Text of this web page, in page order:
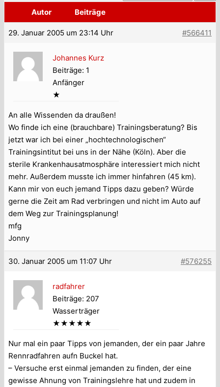
Autor Beiträge
29. Januar 2005 um 23:14 Uhr #566411
Johannes Kurz
Beiträge: 1
Anfänger
★
An alle Wissenden da draußen!
Wo finde ich eine (brauchbare) Trainingsberatung? Bis
jetzt war ich bei einer „hochtechnologischen“
Trainingsintitut bei uns in der Nähe (Köln). Aber die
sterile Krankenhausatmosphäre interessiert mich nicht
mehr. Außerdem musste ich immer hinfahren (45 km).
Kann mir von euch jemand Tipps dazu geben? Würde
gerne die Zeit am Rad verbringen und nicht im Auto auf
dem Weg zur Trainingsplanung!
mfg
Jonny
30. Januar 2005 um 11:07 Uhr #576255
radfahrer
Beiträge: 207
Wasserträger
★★★★★
Nur mal ein paar Tipps von jemanden, der ein paar Jahre
Rennradfahren aufn Buckel hat.
– Versuche erst einmal jemanden zu finden, der eine
gewisse Ahnung von Trainingslehre hat und zudem in